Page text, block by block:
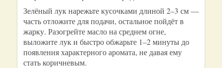
Зелёный лук нарежьте кусочками длиной 2–3 см —
часть отложите для подачи, остальное пойдёт в
жарку. Разогрейте масло на среднем огне,
выложите лук и быстро обжарьте 1–2 минуты до
появления характерного аромата, не давая ему
стать коричневым.